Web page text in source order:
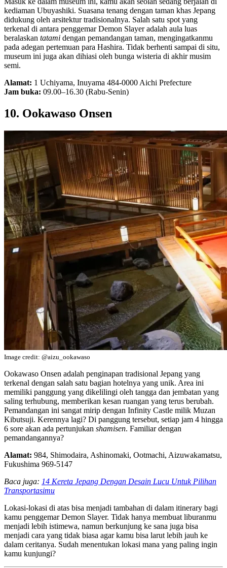
kediaman Ubuyashiki. Suasana tenang dengan taman khas Jepang
didukung oleh arsitektur tradisionalnya. Salah satu spot yang
terkenal di antara penggemar Demon Slayer adalah aula luas
beralaskan tatami dengan pemandangan taman, mengingatkanmu
pada adegan pertemuan para Hashira. Tidak berhenti sampai di situ,
museum ini juga akan dihiasi oleh bunga wisteria di akhir musim
semi.
Alamat: 1 Uchiyama, Inuyama 484-0000 Aichi Prefecture
Jam buka: 09.00–16.30 (Rabu-Senin)
10. Ookawaso Onsen
Image credit: @aizu_ookawaso
Ookawaso Onsen adalah penginapan tradisional Jepang yang
terkenal dengan salah satu bagian hotelnya yang unik. Area ini
memiliki panggung yang dikelilingi oleh tangga dan jembatan yang
saling terhubung, memberikan kesan ruangan yang terus berubah.
Pemandangan ini sangat mirip dengan Infinity Castle milik Muzan
Kibutsuji. Kerennya lagi? Di panggung tersebut, setiap jam 4 hingga
6 sore akan ada pertunjukan shamisen. Familiar dengan
pemandangannya?
Alamat: 984, Shimodaira, Ashinomaki, Ootmachi, Aizuwakamatsu,
Fukushima 969-5147
Baca juga: 14 Kereta Jepang Dengan Desain Lucu Untuk Pilihan
Transportasimu
Lokasi-lokasi di atas bisa menjadi tambahan di dalam itinerary bagi
kamu penggemar Demon Slayer. Tidak hanya membuat liburanmu
menjadi lebih istimewa, namun berkunjung ke sana juga bisa
menjadi cara yang tidak biasa agar kamu bisa larut lebih jauh ke
dalam ceritanya. Sudah menentukan lokasi mana yang paling ingin
kamu kunjungi?